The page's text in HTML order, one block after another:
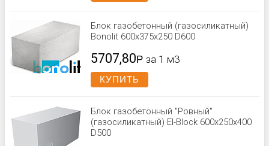
Блок газобетонный (газосиликатный)
Bonolit 600x375x250 D600
5707,80Р за 1 м3
КУПИТЬ
Блок газобетонный "Ровный"
(газосиликатный) El-Block 600х250х400
D500